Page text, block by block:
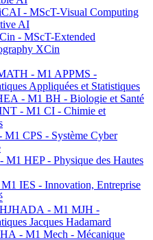
- MScT-Visual Computing
AI
- MScT-Extended
XCin
- M1 APPMS -
Appliquées et Statistiques
- M1 BH - Biologie et Santé
- M1 CI - Chimie et
M1 CPS - Système Cyber
M1 HEP - Physique des Hautes
IES - Innovation, Entreprise
- M1 MJH -
Jacques Hadamard
- M1 Mech - Mécanique